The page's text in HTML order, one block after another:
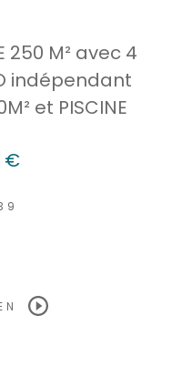
250 M² avec 4
indépendant
et PISCINE
€